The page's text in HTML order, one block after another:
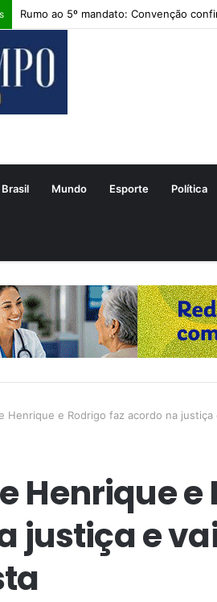
Rumo ao 5º mandato: Convenção
Brasil Mundo Esporte Política
Henrique e Rodrigo faz acordo na
Henrique e
justiça e